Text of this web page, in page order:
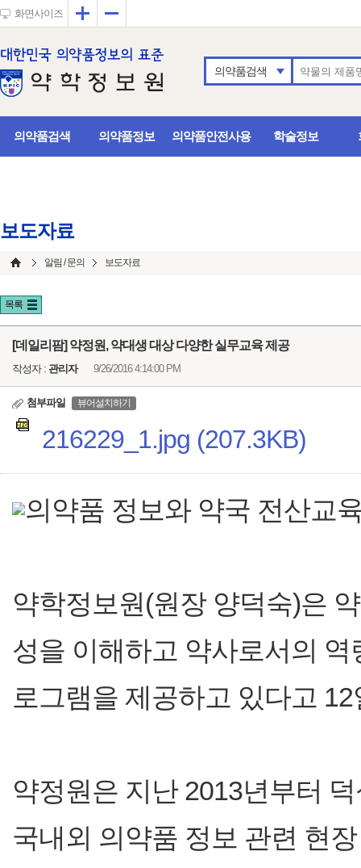
화면사이즈 확대
의약품검색
의약품검색 의약품정보 의약품안전사용 학술정보
보도자료
알림 / 문의 보도자료
목록
[데일리팜] 약정원, 약대생 대상 다양한 실무교육 제공
작성자 : 관리자 9/26/2016 4:14:00 PM
첨부파일 뷰어설치하기
216229_1.jpg (207.3KB)
의약품 정보와 약국 전산교
약학정보원(원장 양덕숙)은
성을 이해하고 약사로서의
로그램을 제공하고 있다고
약정원은 지난 2013년부터
국내외 의약품 정보 관련 현